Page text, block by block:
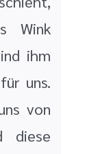
Wink
ihm
uns.
von
diese